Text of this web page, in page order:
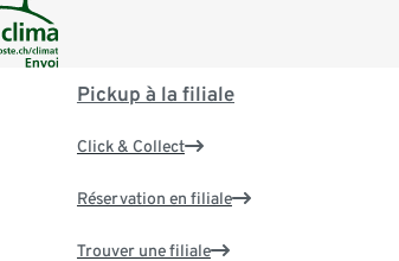
Pickup à la filiale
Click & Collect
Réservation en filiale
Trouver une filiale